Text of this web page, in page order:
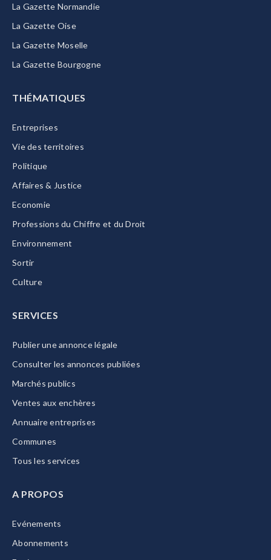
La Gazette Normandie
La Gazette Oise
La Gazette Moselle
La Gazette Bourgogne
THÉMATIQUES
Entreprises
Vie des territoires
Politique
Affaires & Justice
Economie
Professions du Chiffre et du Droit
Environnement
Sortir
Culture
SERVICES
Publier une annonce légale
Consulter les annonces publiées
Marchés publics
Ventes aux enchères
Annuaire entreprises
Communes
Tous les services
A PROPOS
Evénements
Abonnements